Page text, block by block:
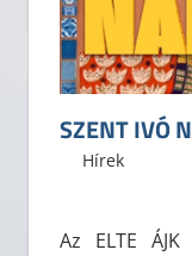
SZENT IVÓ
2026. április
ELTE ÁJK HÖK
Hírek
Az ELTE